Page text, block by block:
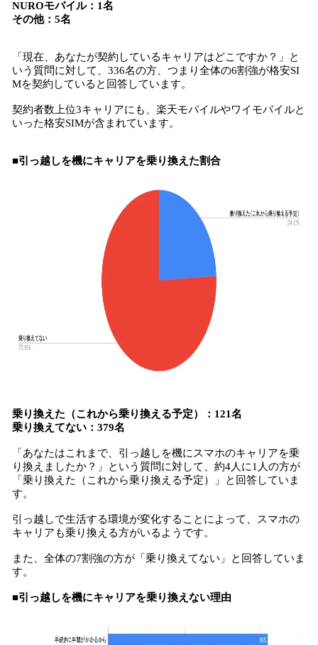
NUROモバイル：1名
その他：5名
「現在、あなたが契約しているキャリアはどこですか？」と
いう質問に対して、336名の方、つまり全体の6割強が格安SI
Mを契約していると回答しています。
契約者数上位3キャリアにも、楽天モバイルやワイモバイルと
いった格安SIMが含まれています。
■引っ越しを機にキャリアを乗り換えた割合
乗り換えた（これから乗り換える予定）：121名
乗り換えてない：379名
「あなたはこれまで、引っ越しを機にスマホのキャリアを乗
り換えましたか？」という質問に対して、約4人に1人の方が
「乗り換えた（これから乗り換える予定）」と回答していま
す。
引っ越しで生活する環境が変化することによって、スマホの
キャリアも乗り換える方がいるようです。
また、全体の7割強の方が「乗り換えてない」と回答していま
す。
■引っ越しを機にキャリアを乗り換えない理由